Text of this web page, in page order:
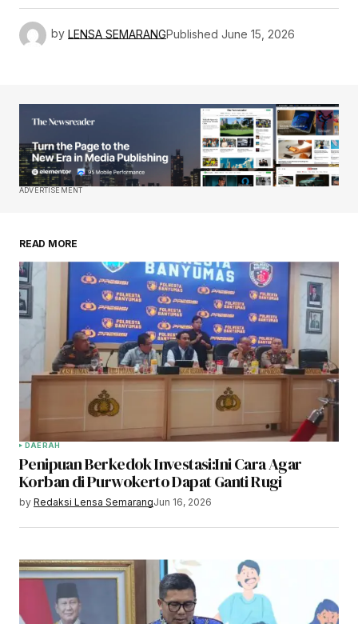
by LENSA SEMARANGPublished June 15, 2026
ADVERTISEMENT
READ MORE
DAERAH
Penipuan Berkedok Investasi:Ini Cara Agar
Korban di Purwokerto Dapat Ganti Rugi
by Redaksi Lensa SemarangJun 16, 2026